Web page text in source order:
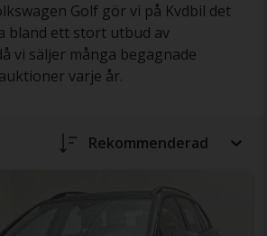
Golf gör vi på Kvdbil det
bland ett stort utbud av
vi säljer många begagnade
varje år.
Rekommenderad